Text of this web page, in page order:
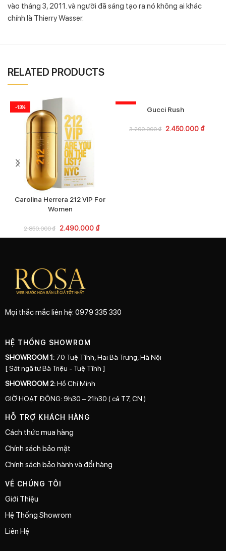
vào tháng 3, 2011. và người đã sáng tạo ra nó không ai khác
chính là Thierry Wasser.
RELATED PRODUCTS
-13%
Carolina Herrera 212 VIP For
Women
2.850.000₫ 2.490.000 ₫
-23% Gucci Rush
3.200.000₫ 2.450.000 ₫
Mọi thắc mắc liên hệ: 0979 335 330
HỆ THỐNG SHOWROM
SHOWROOM 1: 70 Tuệ Tĩnh, Hai Bà Trưng, Hà Nội
[ Sát ngã tư Bà Triệu - Tuệ Tĩnh ]
SHOWROOM 2:Hồ Chí Minh
GIỜ HOẠT ĐỘNG: 9h30 – 21h30 ( cả T7, CN )
HỖ TRỢ KHÁCH HÀNG
Cách thức mua hàng
Chính sách bảo mật
Chính sách bảo hành và đổi hàng
VỀ CHÚNG TÔI
Giới Thiệu
Hệ Thống Showrom
Liên Hệ